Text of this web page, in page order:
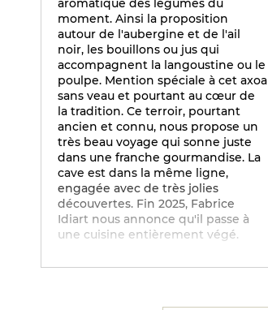
aromatique des légumes du
moment. Ainsi la proposition
autour de l'aubergine et de l'ail
noir, les bouillons ou jus qui
accompagnent la langoustine ou le
poulpe. Mention spéciale à cet axoa
sans veau et pourtant au cœur de
la tradition. Ce terroir, pourtant
ancien et connu, nous propose un
très beau voyage qui sonne juste
dans une franche gourmandise. La
cave est dans la même ligne,
engagée avec de très jolies
découvertes. Fin 2025, Fabrice
Idiart nous annonce qu'il passe à
une cuisine entièrement végé.